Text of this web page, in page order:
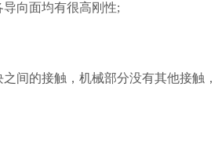
向面均有很高刚性;
的接触，机械部分没有其他接触，